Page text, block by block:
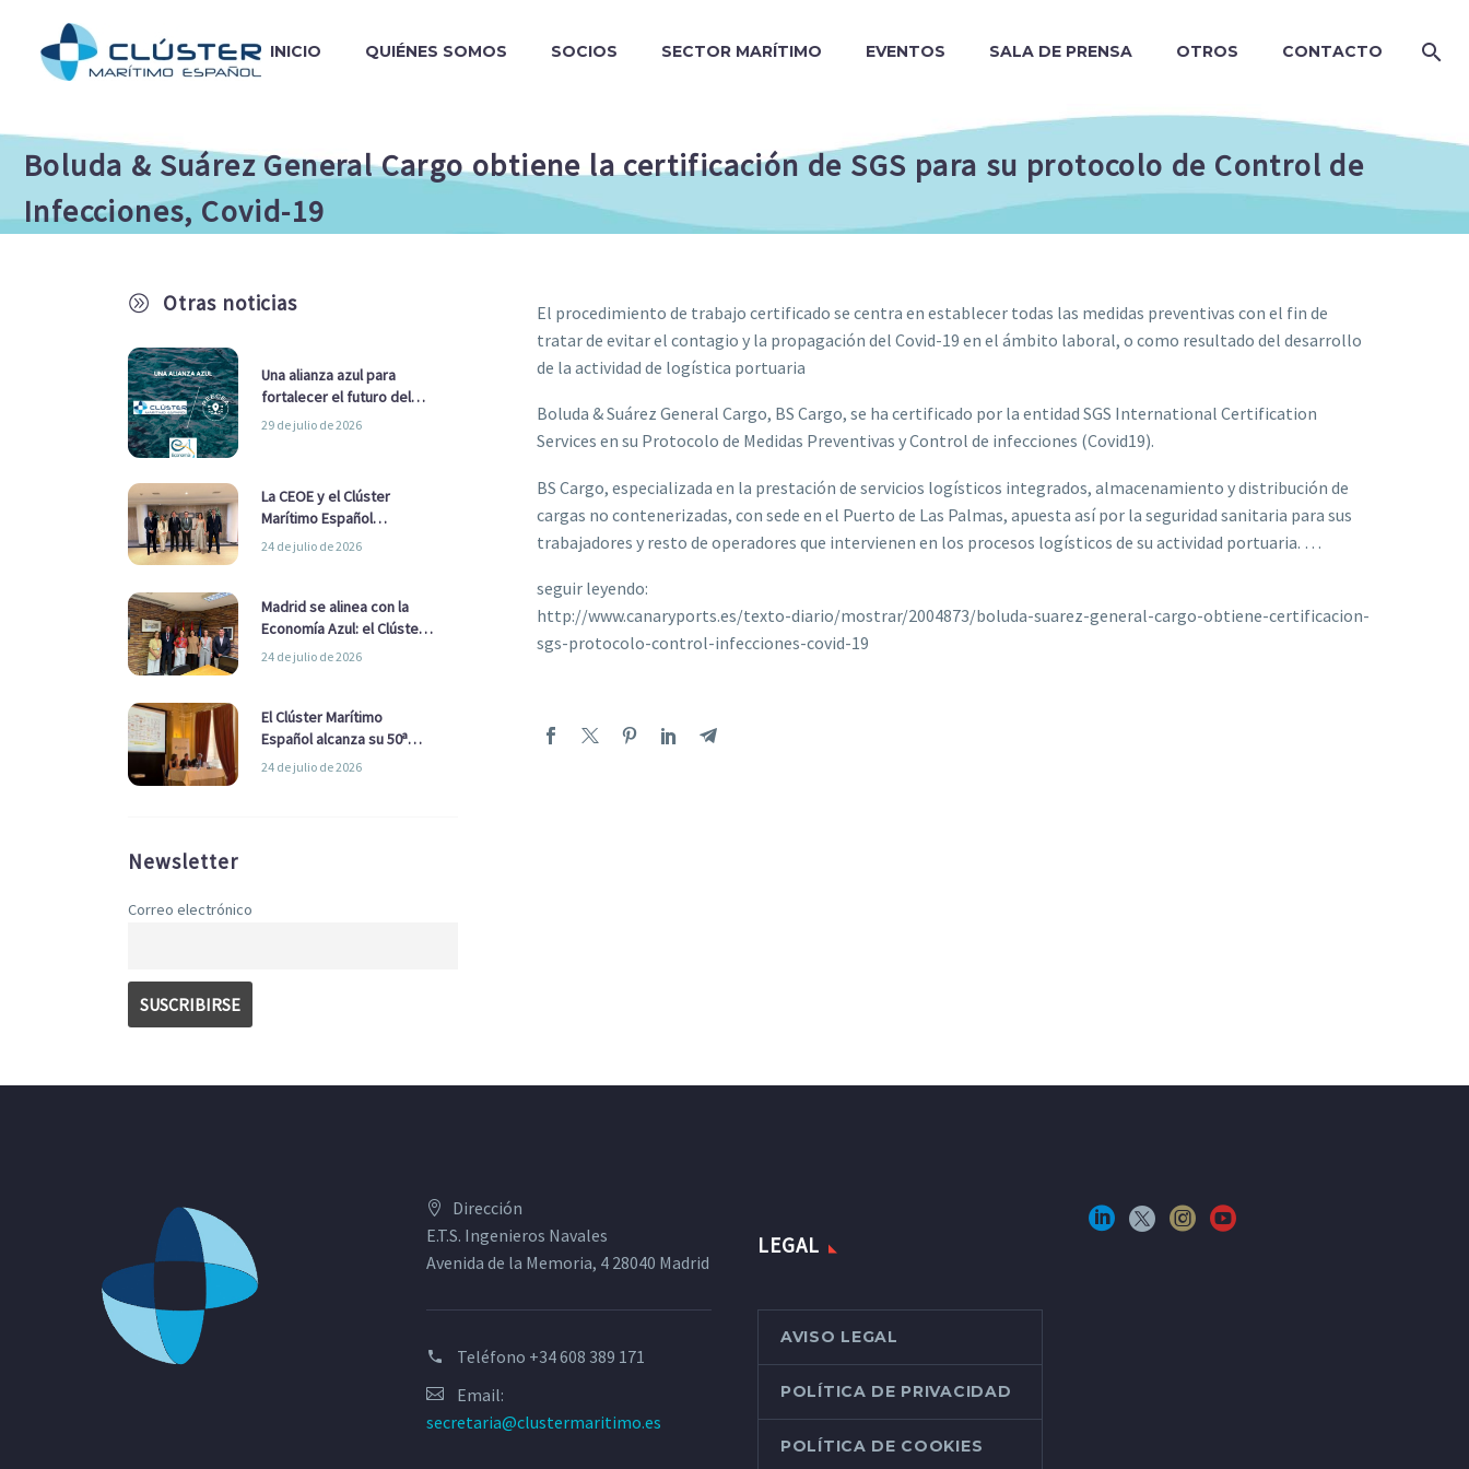
INICIO QUIÉNES SOMOS SOCIOS SECTOR MARÍTIMO EVENTOS SALA DE PRENSA OTROS CONTACTO
Boluda & Suárez General Cargo obtiene la certificación de SGS para su protocolo de Control de
Infecciones, Covid-19
A Otras noticias
Una alianza azul para
fortalecer el futuro del
sector marítimo
29 de julio de 2026
La CEOE y el Clúster
Marítimo Español
refuerzan su alianza para
24 de julio de 2026
Madrid se alinea con la
Economía Azul: el Clúster
Marítimo Español y la Real
Ayuntamiento
24 de julio de 2026
El Clúster Marítimo
Español alcanza su 50ª
Asamblea reafirmando su
24 de julio de 2026
Newsletter
Correo electrónico
El procedimiento de trabajo certificado se centra en establecer todas las medidas preventivas con el fin de
tratar de evitar el contagio y la propagación del Covid-19 en el ámbito laboral, o como resultado del desarrollo
de la actividad de logística portuaria
Boluda & Suárez General Cargo, BS Cargo, se ha certificado por la entidad SGS International Certification
Services en su Protocolo de Medidas Preventivas y Control de infecciones (Covid19).
BS Cargo, especializada en la prestación de servicios logísticos integrados, almacenamiento y distribución de
cargas no contenerizadas, con sede en el Puerto de Las Palmas, apuesta así por la seguridad sanitaria para sus
trabajadores y resto de operadores que intervienen en los procesos logísticos de su actividad portuaria. …
seguir leyendo:
http://www.canaryports.es/texto-diario/mostrar/2004873/boluda-suarez-general-cargo-obtiene-certificacion-
sgs-protocolo-control-infecciones-covid-19
Dirección
E.T.S. Ingenieros Navales
Avenida de la Memoria, 4 28040 Madrid
Teléfono +34 608 389 171
Email:
secretaria@clustermaritimo.es
LEGAL
AVISO LEGAL
POLÍTICA DE PRIVACIDAD
POLÍTICA DE COOKIES